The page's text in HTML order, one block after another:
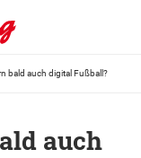
bald auch digital Fußball?
auch